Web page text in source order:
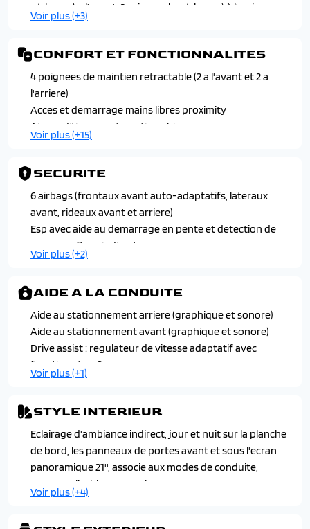
c (charge) a l'avant, 2 prises usb-c (charge) à l'arriere
6 haut-parleurs (2 tweeters et 2 woofers a l'avant et 2
Peugeot connect sos assistance et teleservices
Peugeot i-connect : radio dab, bluetooth, mirror screen
sans fil (android auto et apple carplay), 1 prise usb-c
(data et charge), 1 prise usb-c (charge)
Peugeot i-connect advanced : navigation connectee
tomtom avec affichage des informations en temps reel
Voir plus (+3)
CONFORT ET FONCTIONNALITES
4 poignees de maintien retractable (2 a l'avant et 2 a
l'arriere)
Acces et demarrage mains libres proximity
Air conditionne automatique bi-zone
Allumage automatique des feux de croisement
Banquette arriere rabattable 40/20/40 avec accoudoir
central
Essuie-vitre avant a declenchement
Hayon motorise avec acces mains libres
Leve-vitres avant et arriere electriques et sequentiels
avec anti-pincement
Miroirs de courtoisie conducteur et passager occultables
eclaires a led
Pare-brise teinte feuillete acoustique
Peugeot i-toggles virtuels avec 10 raccourcis
personnalisables
Plancher de coffre modulable 2 positions
Retroviseurs exterieurs degivrants a reglage et
Siege conducteur et passager chauffant avec reglage en
hauteur manuel
Volant chauffant
Voir plus (+15)
SECURITE
6 airbags (frontaux avant auto-adaptatifs, lateraux
avant, rideaux avant et arriere)
Esp avec aide au demarrage en pente et detection de
sous-gonflage indirecte
Fixation isofix et top tether aux places laterales arriere
Kit de depannage provisoire de pneumatiques
Voir plus (+2)
AIDE A LA CONDUITE
Aide au stationnement arriere (graphique et sonore)
Aide au stationnement avant (graphique et sonore)
Drive assist : regulateur de vitesse adaptatif avec
fonction stop & go
Visiopark 1 : camera de recul hd 180°
Voir plus (+1)
STYLE INTERIEUR
Eclairage d'ambiance indirect, jour et nuit sur la planche
de bord, les panneaux de portes avant et sous l'ecran
panoramique 21'', associe aux modes de conduite,
personnalisable en 8 couleurs
Habitacle et ciel de pavillon noir
Voir plus (+4)